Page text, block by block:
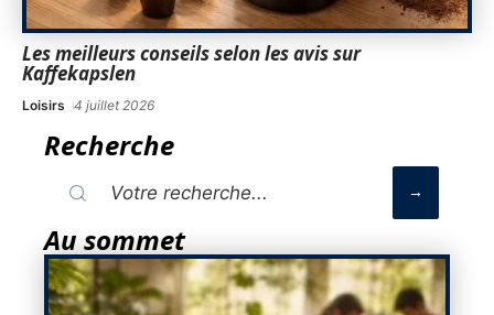
Les meilleurs conseils selon les avis sur
Kaffekapslen
Loisirs 4 juillet 2026
Recherche
Au sommet